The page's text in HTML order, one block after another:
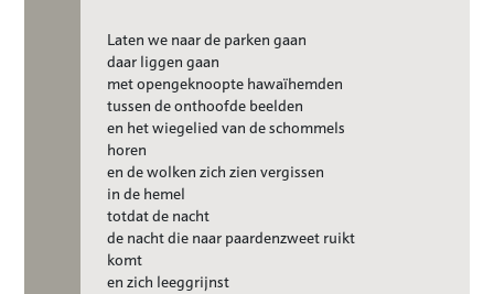
Laten we naar de parken gaan
daar liggen gaan
met opengeknoopte hawaïhemden
tussen de onthoofde beelden
en het wiegelied van de schommels
horen
en de wolken zich zien vergissen
in de hemel
totdat de nacht
de nacht die naar paardenzweet ruikt
komt
en zich leeggrijnst